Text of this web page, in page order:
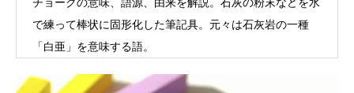
で練って棒状に固形化した筆記具。元々は石灰岩の一種
「白亜」を意味する語。